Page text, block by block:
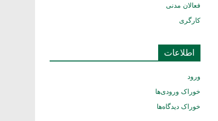
فعالان مدنی
کارگری
اطلاعات
ورود
خوراک ورودی‌ها
خوراک دیدگاه‌ها